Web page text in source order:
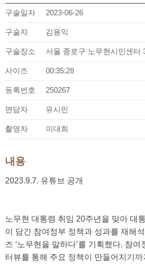
구술일자 2023-06-26
구술자 김용익
구술장소 서울 종로구 노무현시민센터
사이즈 00:35:28
등록번호 250267
면담자 유시민
촬영자 이대희
내용
2023.9.7. 유튜브 공개
노무현 대통령 취임 20주년을 맞아 대
이 담긴 참여정부 정책과 성과를 재해
즈 ‘노무현을 말하다’를 기획했다. 참
터뷰를 통해 주요 정책이 만들어지기